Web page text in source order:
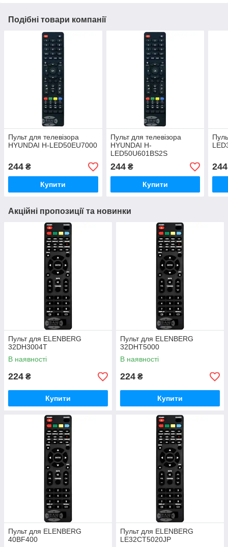
Подібні товари компанії
Пульт для телевізора
HYUNDAI H-LED50EU7000
244 ₴
Купити
Пульт для телевізора
HYUNDAI H-
LED50U601BS2S
244₴
Купити
244
Акційні пропозиції та новинки
Пульт для ELENBERG
32DH3004T
В наявності
224 ₴
Купити
Пульт для ELENBERG
32DHT5000
В наявності
224 ₴
Купити
Пульт для ELENBERG
40BF400
Пульт для ELENBERG
LE32CT5020JP